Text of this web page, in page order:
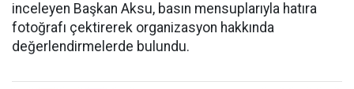
inceleyen Başkan Aksu, basın mensuplarıyla hatıra
fotoğrafı çektirerek organizasyon hakkında
değerlendirmelerde bulundu.